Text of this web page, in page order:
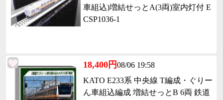
車組込)増結せっとA(3両)室内灯付 E
CSP1036-1
18,400円08/06 19:58
KATO E233系 中央線 T編成・ぐりー
ん車組込編成 増結せっとB 6両 鉄道